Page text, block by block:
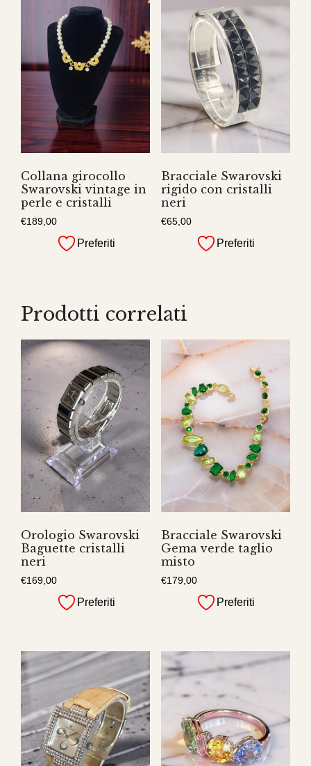
Collana girocollo
Swarovski vintage in
perle e cristalli
€189,00
Preferiti
Bracciale Swarovski
rigido con cristalli
neri
€65,00
Preferiti
Prodotti correlati
Orologio Swarovski
Baguette cristalli
neri
€169,00
Preferiti
Bracciale Swarovski
Gema verde taglio
misto
€179,00
Preferiti